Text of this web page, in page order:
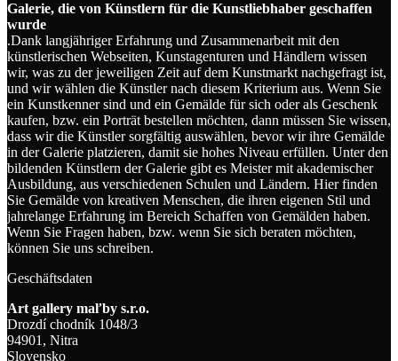
Galerie, die von Künstlern für die Kunstliebhaber geschaffen
wurde
.Dank langjähriger Erfahrung und Zusammenarbeit mit den
künstlerischen Webseiten, Kunstagenturen und Händlern wissen
wir, was zu der jeweiligen Zeit auf dem Kunstmarkt nachgefragt ist,
und wir wählen die Künstler nach diesem Kriterium aus. Wenn Sie
ein Kunstkenner sind und ein Gemälde für sich oder als Geschenk
kaufen, bzw. ein Porträt bestellen möchten, dann müssen Sie wissen,
dass wir die Künstler sorgfältig auswählen, bevor wir ihre Gemälde
in der Galerie platzieren, damit sie hohes Niveau erfüllen. Unter den
bildenden Künstlern der Galerie gibt es Meister mit akademischer
Ausbildung, aus verschiedenen Schulen und Ländern. Hier finden
Sie Gemälde von kreativen Menschen, die ihren eigenen Stil und
jahrelange Erfahrung im Bereich Schaffen von Gemälden haben.
Wenn Sie Fragen haben, bzw. wenn Sie sich beraten möchten,
können Sie uns schreiben.
Geschäftsdaten
Art gallery maľby s.r.o.
Drozdí chodník 1048/3
94901, Nitra
Slovensko